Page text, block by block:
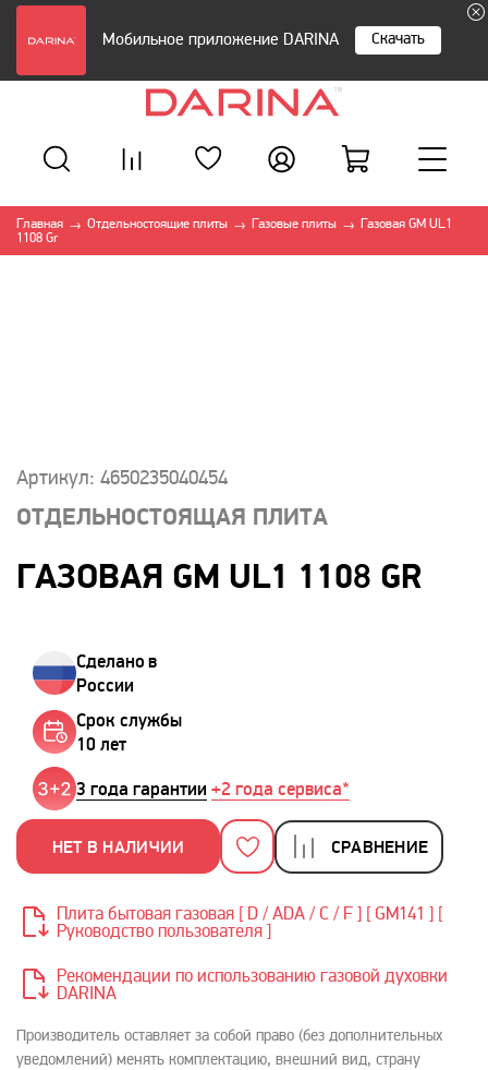
Мобильное приложение DARINA Скачать
Главная → Отдельностоящие плиты → Газовые плиты →
Газовая GM UL1
1108 Gr
Артикул: 4650235040454
ОТДЕЛЬНОСТОЯЩАЯ ПЛИТА
ГАЗОВАЯ GM UL1 1108 GR
Сделано в
России
Срок службы
10 лет
3 года гарантии +2 года сервиса*
НЕТ В НАЛИЧИИ СРАВНЕНИЕ
Производитель оставляет за собой право (без дополнительных
уведомлений) менять комплектацию, внешний вид, страну
Плита бытовая газовая [ D / ADA / C / F ] [ GM141 ] [
Руководство пользователя ]
Рекомендации по использованию газовой духовки
DARINA